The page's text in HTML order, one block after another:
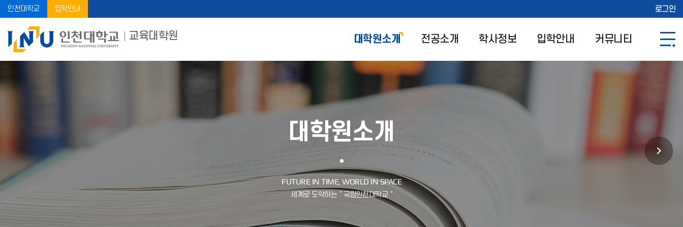
인천대학교 입학안내 로그인
교육대학원 대학원소개 전공소개 학사정보 입학안내 커뮤니티
대학원소개